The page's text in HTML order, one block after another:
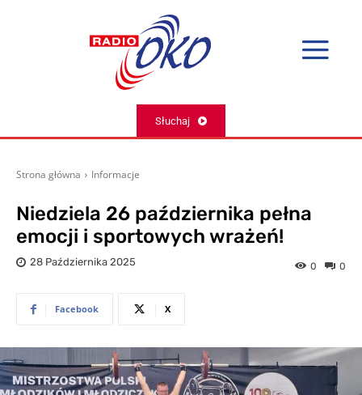
Słuchaj
Strona główna Informacje
Niedziela 26 października pełna
emocji i sportowych wrażeń!
28 Października 2025 0
0
Facebook X